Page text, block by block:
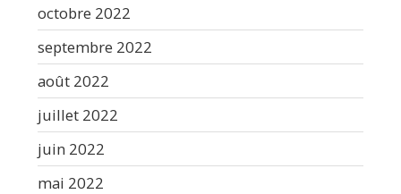
octobre 2022
septembre 2022
août 2022
juillet 2022
juin 2022
mai 2022